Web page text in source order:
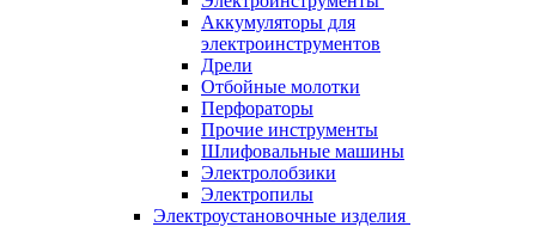
Аккумуляторы для
электроинструментов
Дрели
Отбойные молотки
Перфораторы
Прочие инструменты
Шлифовальные машины
Электролобзики
Электропилы
Электроустановочные изделия